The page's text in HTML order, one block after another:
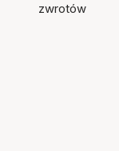
zwrotów